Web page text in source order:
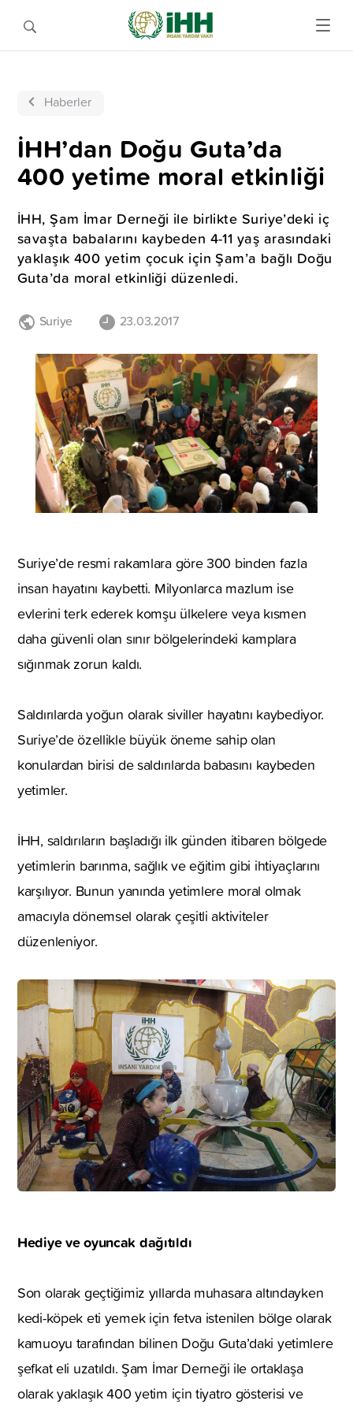
Haberler
İHH’dan Doğu Guta’da
400 yetime moral etkinliği
İHH, Şam İmar Derneği ile birlikte Suriye’deki iç
savaşta babalarını kaybeden 4-11 yaş arasındaki
yaklaşık 400 yetim çocuk için Şam’a bağlı Doğu
Guta’da moral etkinliği düzenledi.
Suriye 23.03.2017
Suriye’de resmi rakamlara göre 300 binden fazla
insan hayatını kaybetti. Milyonlarca mazlum ise
evlerini terk ederek komşu ülkelere veya kısmen
daha güvenli olan sınır bölgelerindeki kamplara
sığınmak zorun kaldı.
Saldırılarda yoğun olarak siviller hayatını kaybediyor.
Suriye’de özellikle büyük öneme sahip olan
konulardan birisi de saldırılarda babasını kaybeden
yetimler.
İHH, saldırıların başladığı ilk günden itibaren bölgede
yetimlerin barınma, sağlık ve eğitim gibi ihtiyaçlarını
karşılıyor. Bunun yanında yetimlere moral olmak
amacıyla dönemsel olarak çeşitli aktiviteler
düzenleniyor.
Hediye ve oyuncak dağıtıldı
Son olarak geçtiğimiz yıllarda muhasara altındayken
kedi-köpek eti yemek için fetva istenilen bölge olarak
kamuoyu tarafından bilinen Doğu Guta’daki yetimlere
şefkat eli uzatıldı. Şam İmar Derneği ile ortaklaşa
olarak yaklaşık 400 yetim için tiyatro gösterisi ve